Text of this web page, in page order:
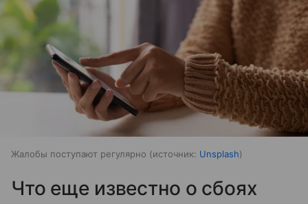
Жалобы поступают регулярно источник: Unsplash
Что еще известно о сбоях